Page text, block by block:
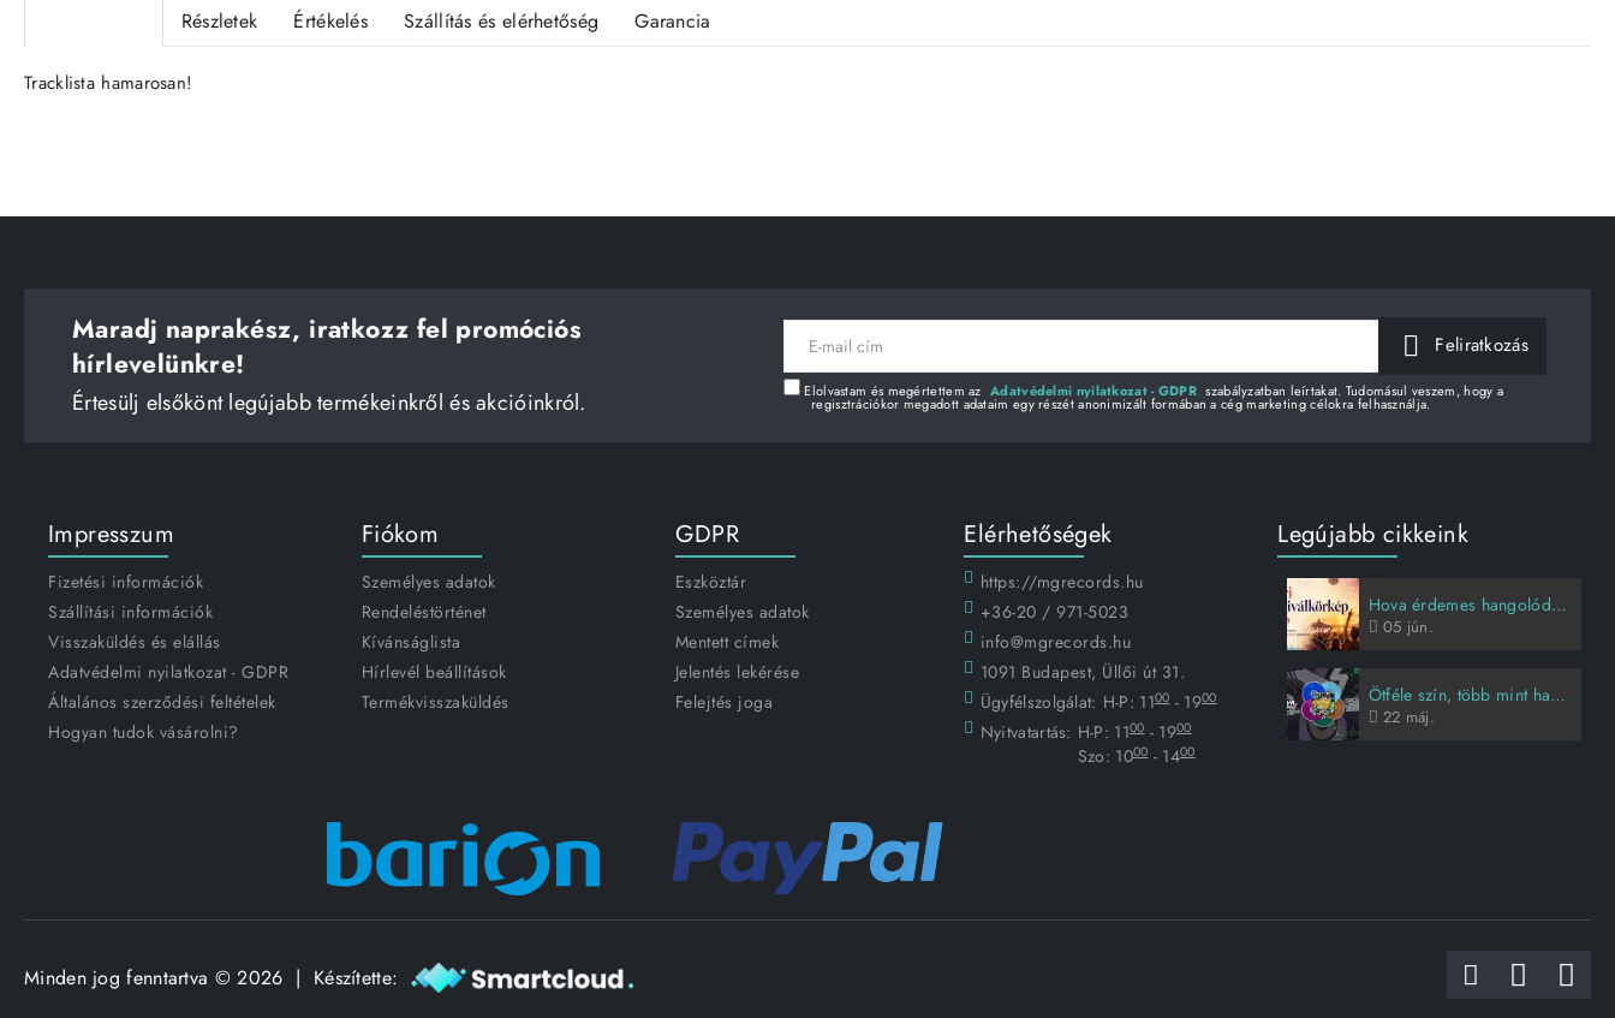
Részletek Értékelés Szállítás és elérhetőség Garancia
Tracklista hamarosan!
Maradj naprakész, iratkozz fel promóciós
hírlevelünkre!
Értesülj elsőkönt legújabb termékeinkről és akcióinkról.
E-
mail Feliratkozás
Elolvastam és megértettem az Adatvédelmi nyilatkozat - GDPR szabályzatban leírtakat. Tudomásul veszem, hogy a
regisztrációkor megadott adataim egy részét anonimizált formában a cég marketing célokra felhasználja.
Impresszum
Fizetési információk
Szállítási információk
Visszaküldés és elállás
Adatvédelmi nyilatkozat - GDPR
Általános szerződési feltételek
Hogyan tudok vásárolni?
Fiókom
Személyes adatok
Rendeléstörténet
Kívánságlista
Hírlevél beállítások
Termékvisszaküldés
GDPR
Eszköztár
Személyes adatok
Mentett címek
Jelentés lekérése
Felejtés joga
Elérhetőségek
https://mgrecords.hu
+36-20 / 971-5023
info@mgrecords.hu
1091 Budapest, Üllői út 31.
Ügyfélszolgálat: H-P: 1100- 1900
Nyitvatartás: H-P: 1100- 1900
Szo: 1000- 1400
Legújabb cikkeink
Hova érdemes hangolódni idén nyáron?
05 jún.
Ötféle szín, több mint harmincöt évnyi Animal Cannibals-sztori
22 máj.
Minden jog fenntartva © 2026 | Készítette: